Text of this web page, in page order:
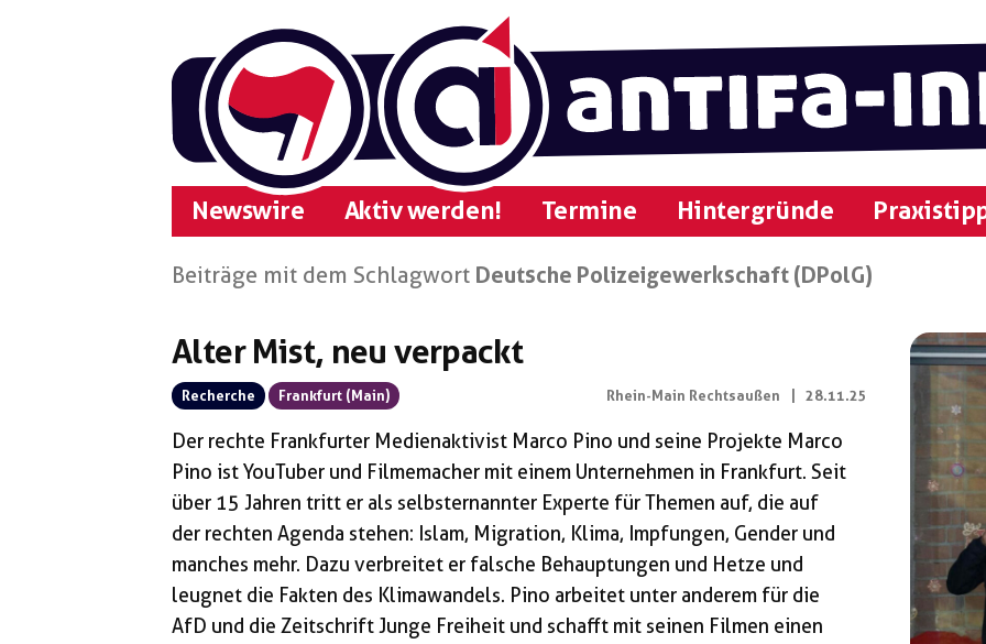
Newswire Aktiv werden! Termine Hintergründe
Beiträge mit dem Schlagwort Deutsche Polizeigewerkschaft (DPolG)
Alter Mist, neu verpackt
Recherche Frankfurt (Main) Rhein-Main Rechtsaußen 28.11.25
Der rechte Frankfurter Medienaktivist Marco Pino und seine Projekte Marco
Pino ist YouTuber und Filmemacher mit einem Unternehmen in Frankfurt. Seit
über 15 Jahren tritt er als selbsternannter Experte für Themen auf, die auf
der rechten Agenda stehen: Islam, Migration, Klima, Impfungen, Gender und
manches mehr. Dazu verbreitet er falsche Behauptungen und Hetze und
leugnet die Fakten des Klimawandels. Pino arbeitet unter anderem für die
AfD und die Zeitschrift Junge Freiheit und schafft mit seinen Filmen einen